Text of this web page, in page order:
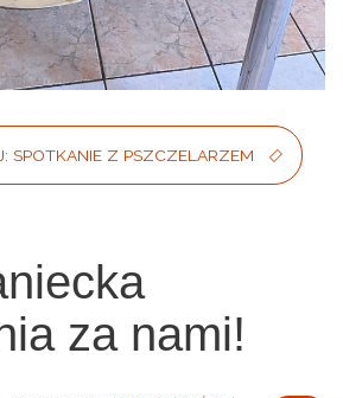
SPOTKANIE Z PSZCZELARZEM
za nami!